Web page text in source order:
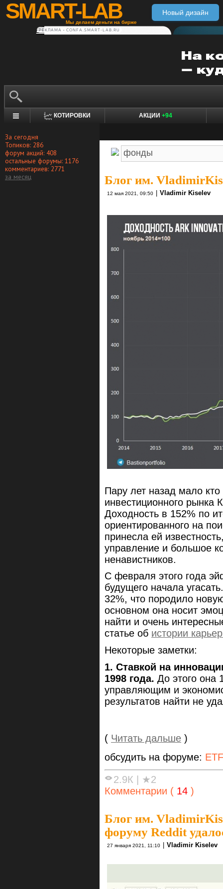
SMART-LAB
Мы делаем деньги на бирже
Новый дизайн
РЕКЛАМА • CONFA.SMART-LAB.RU
КОТИРОВКИ АКЦИИ +94
За сегодня
Топиков: 286
форум акций: 408
остальные форумы: 1176
комментариев: 2771
за месяц
Блог им.
12 мая 2021, 09:50 Vladimir Kiselev
Пару лет назад мало
инвестиционного рынка
Доходность в 152% по
ориентированного на
принесла ей
управление и большое
ненавистников.
С февраля этого года
будущего начала
32%, что породило
основном она носит
найти и очень
статье об истории
Некоторые заметки:
1. Ставкой на
1998 года. До этого она
управляющим и
результатов найти не
( Читать дальше )
обсудить на форуме: ETF
2.9К
★2
Комментарии ( 14 )
Блог им.
форуму Reddit
27 января 2021, 11:10 Vladimir Kiselev